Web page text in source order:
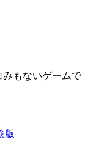
みもないゲームで